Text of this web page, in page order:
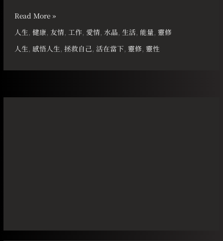
Read More »
人生,健康, 友情,工作, 愛情,水晶,生活, 能量,靈修
人生 , 感悟人生 ,拯救自己, 活在當下,靈修,靈性